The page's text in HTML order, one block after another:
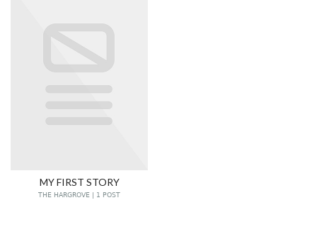
MY FIRST STORY
THE HARGROVE | 1 POST